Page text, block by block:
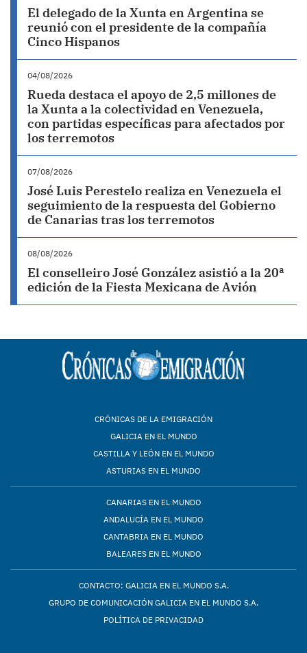
El delegado de la Xunta en Argentina se
reunió con el presidente de la compañía
Cinco Hispanos
04/08/2026
Rueda destaca el apoyo de 2,5 millones de
la Xunta a la colectividad en Venezuela,
con partidas específicas para afectados por
los terremotos
07/08/2026
José Luis Perestelo realiza en Venezuela el
seguimiento de la respuesta del Gobierno
de Canarias tras los terremotos
08/08/2026
El conselleiro José González asistió a la 20ª
edición de la Fiesta Mexicana de Avión
CRÓNICAS DE LA EMIGRACIÓN
GALICIA EN EL MUNDO
CASTILLA Y LEÓN EN EL MUNDO
ASTURIAS EN EL MUNDO
CANARIAS EN EL MUNDO
ANDALUCÍA EN EL MUNDO
CANTABRIA EN EL MUNDO
BALEARES EN EL MUNDO
CONTACTO: GALICIA EN EL MUNDO S.A.
GRUPO DE COMUNICACIÓN GALICIA EN EL MUNDO S.A.
POLÍTICA DE PRIVACIDAD